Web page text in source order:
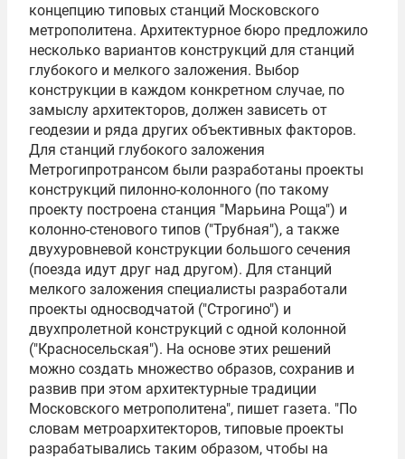
концепцию типовых станций Московского
метрополитена. Архитектурное бюро предложило
несколько вариантов конструкций для станций
глубокого и мелкого заложения. Выбор
конструкции в каждом конкретном случае, по
замыслу архитекторов, должен зависеть от
геодезии и ряда других объективных факторов.
Для станций глубокого заложения
Метрогипротрансом были разработаны проекты
конструкций пилонно-колонного (по такому
проекту построена станция "Марьина Роща") и
колонно-стенового типов ("Трубная"), а также
двухуровневой конструкции большого сечения
(поезда идут друг над другом). Для станций
мелкого заложения специалисты разработали
проекты односводчатой ("Строгино") и
двухпролетной конструкций с одной колонной
("Красносельская"). На основе этих решений
можно создать множество образов, сохранив и
развив при этом архитектурные традиции
Московского метрополитена", пишет газета. "По
словам метроархитекторов, типовые проекты
разрабатывались таким образом, чтобы на